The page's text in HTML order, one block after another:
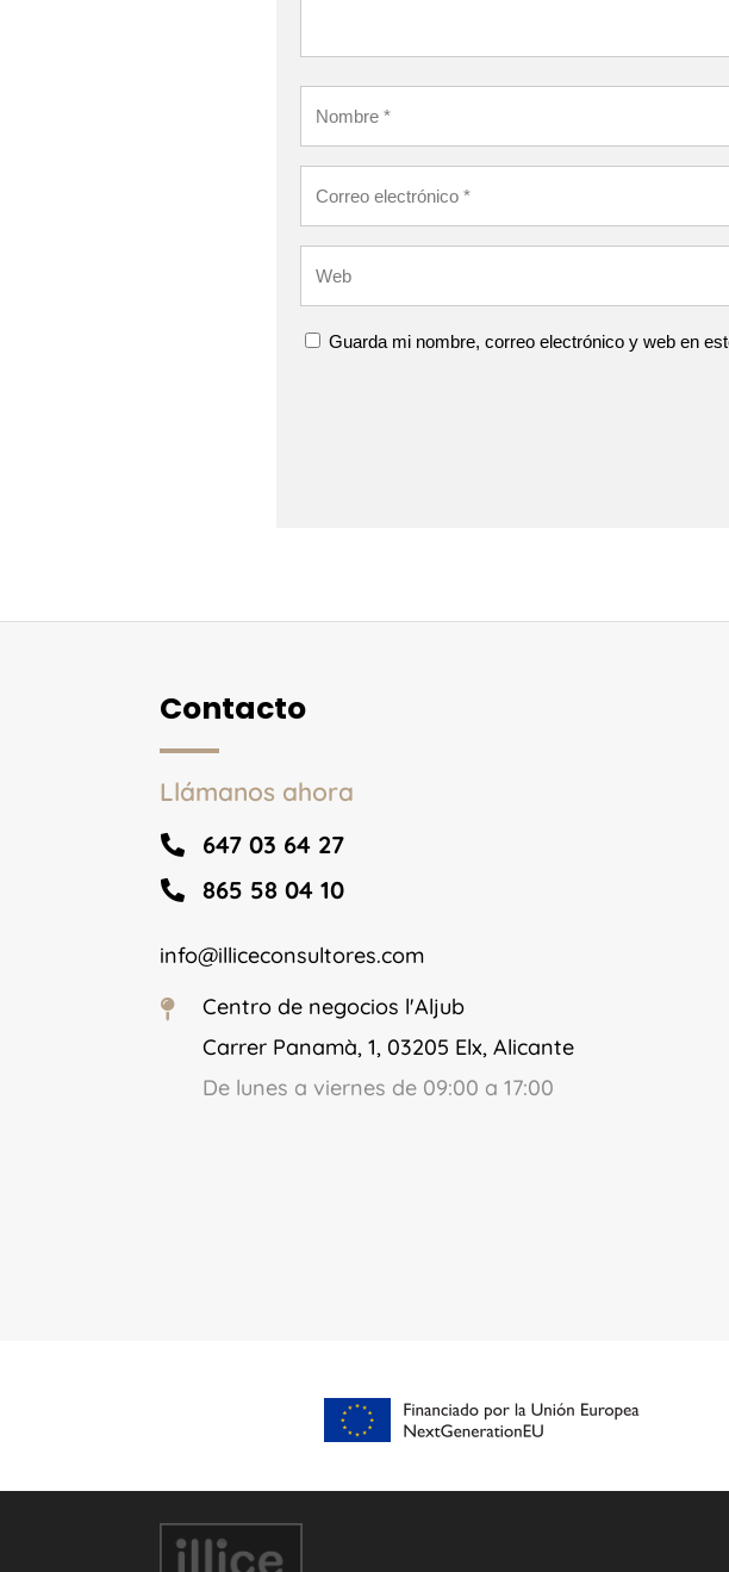
Guarda mi nombre, correo electrónico y web en
Contacto
Llámanos ahora
 647 03 64 27
 865 58 04 10
info@illiceconsultores.com

Centro de negocios l'Aljub
Carrer Panamà, 1, 03205 Elx, Alicante
De lunes a viernes de 09:00 a 17:00